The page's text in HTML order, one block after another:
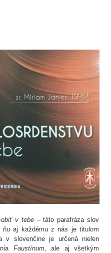
v tebe –táto parafráza slov
aj každému z nás je titulom
v slovenčine je určená nielen
Faustínum, ale aj všetkým